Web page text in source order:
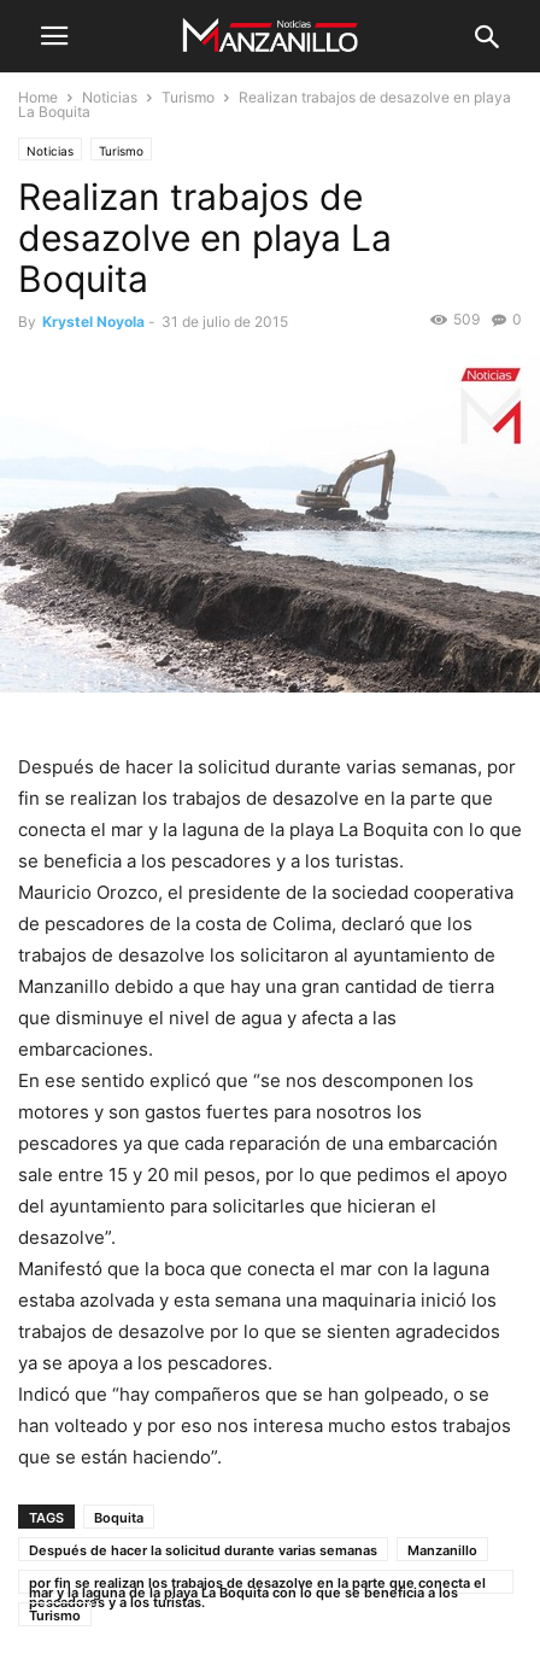
Home Noticias Turismo
Realizan trabajos de desazolve en playa
La Boquita
Noticias Turismo
Realizan trabajos de
desazolve en playa La
Boquita
By Krystel Noyola - 31 de julio de 2015 0
509
Después de hacer la solicitud durante varias semanas, por
fin se realizan los trabajos de desazolve en la parte que
conecta el mar y la laguna de la playa La Boquita con lo que
se beneficia a los pescadores y a los turistas.
Mauricio Orozco, el presidente de la sociedad cooperativa
de pescadores de la costa de Colima, declaró que los
trabajos de desazolve los solicitaron al ayuntamiento de
Manzanillo debido a que hay una gran cantidad de tierra
que disminuye el nivel de agua y afecta a las
embarcaciones.
En ese sentido explicó que “se nos descomponen los
motores y son gastos fuertes para nosotros los
pescadores ya que cada reparación de una embarcación
sale entre 15 y 20 mil pesos, por lo que pedimos el apoyo
del ayuntamiento para solicitarles que hicieran el
desazolve”.
Manifestó que la boca que conecta el mar con la laguna
estaba azolvada y esta semana una maquinaria inició los
trabajos de desazolve por lo que se sienten agradecidos
ya se apoya a los pescadores.
Indicó que “hay compañeros que se han golpeado, o se
han volteado y por eso nos interesa mucho estos trabajos
que se están haciendo”.
TAGS
Boquita
Después de hacer la solicitud durante varias semanas
Manzanillo
por fin se realizan los trabajos de desazolve en la parte que conecta el
mar y la laguna de la playa La Boquita con lo que se beneficia a los
pescadores y a los turistas.
Turismo